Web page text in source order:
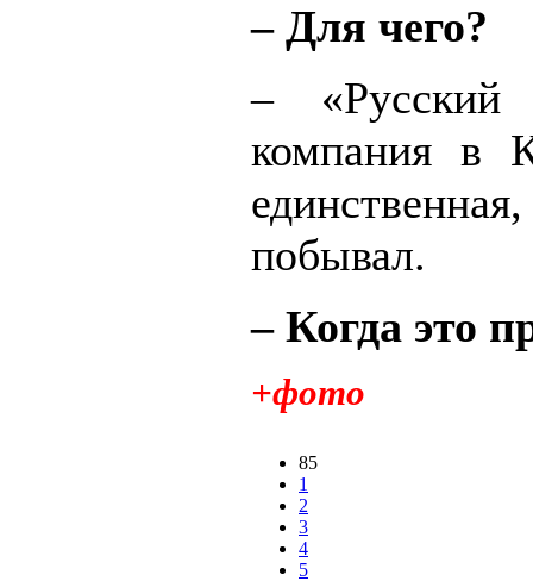
– Для чего?
– «Русский
компания в
побывал.
– Когда это
+фото
85
1
2
3
4
5